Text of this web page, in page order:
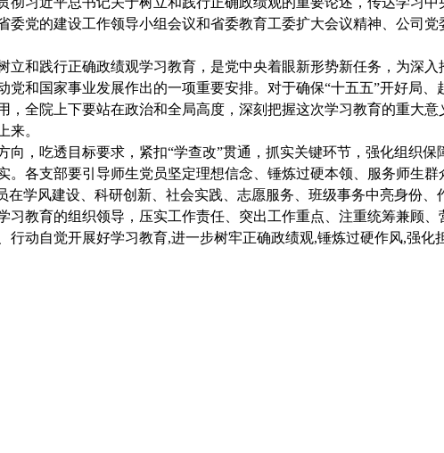
委党的建设工作领导小组会议和省委教育工委扩大会议精神、公司党
立和践行正确政绩观学习教育，是党中央着眼新形势新任务，为深入
党和国家事业发展作出的一项重要安排。对于确保“十五五”开好局、
，全院上下要站在政治和全局高度，深刻把握这次学习教育的重大意
来。
向，吃透目标要求，紧扣“学查改”贯通，抓实关键环节，强化组织保
。各支部要引导师生党员坚定理想信念、锤炼过硬本领、服务师生群
在学风建设、科研创新、社会实践、志愿服务、班级事务中亮身份、
习教育的组织领导，压实工作责任、突出工作重点、注重统筹兼顾、
行动自觉开展好学习教育,进一步树牢正确政绩观,锤炼过硬作风,强化